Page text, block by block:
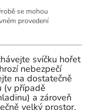
se mohou
provedení
svíčku hořet
nebezpečí
na dostatečně
(v případě
a zároveň
velký prostor,